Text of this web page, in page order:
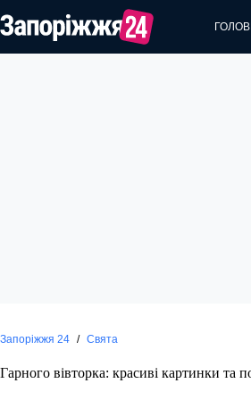
до
вмісту
Запоріжжя 24 / Свята
Гарного вівторка: красиві картинки та